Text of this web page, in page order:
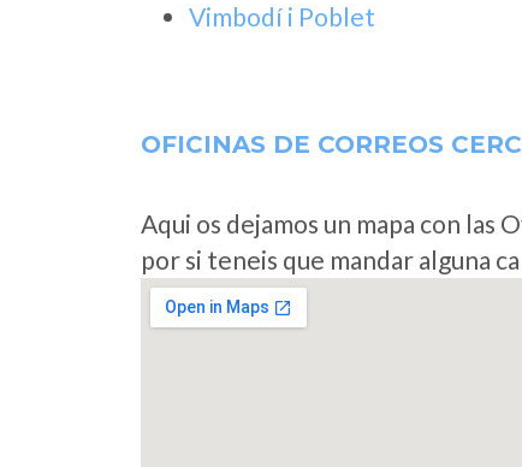
Vimbodí i Poblet
OFICINAS DE CORREOS
Aqui os dejamos un mapa con las
por si teneis que mandar alguna